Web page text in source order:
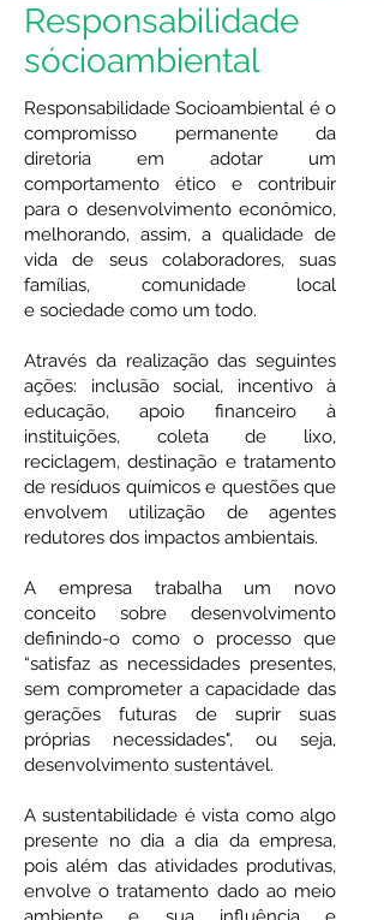
Responsabilidade
sócioambiental
Responsabilidade Socioambiental é o
compromisso permanente da
diretoria em adotar um
comportamento ético e contribuir
para o desenvolvimento econômico,
melhorando, assim, a qualidade de
vida de seus colaboradores, suas
famílias, comunidade local
e sociedade como um todo.
Através da realização das seguintes
ações: inclusão social, incentivo à
educação, apoio financeiro à
instituições, coleta de lixo,
reciclagem, destinação e tratamento
de resíduos químicos e questões que
envolvem utilização de agentes
redutores dos impactos ambientais.
A empresa trabalha um novo
conceito sobre desenvolvimento
definindo-o como o processo que
“satisfaz as necessidades presentes,
sem comprometer a capacidade das
gerações futuras de suprir suas
próprias necessidades", ou seja,
desenvolvimento sustentável.
A sustentabilidade é vista como algo
presente no dia a dia da empresa,
pois além das atividades produtivas,
envolve o tratamento dado ao meio